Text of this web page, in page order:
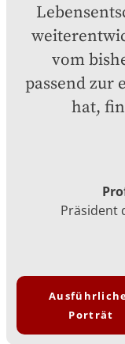
vom
passend zur
hat,
Präsident
Porträt